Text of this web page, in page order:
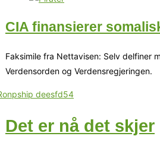
CIA finansierer
Faksimile fra Nettavisen: Selv delfiner
Verdensorden og Verdensregjeringen.
Det er nå det skjer